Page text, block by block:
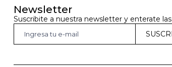
Newsletter
Suscribite a nuestra newsletter y enterate